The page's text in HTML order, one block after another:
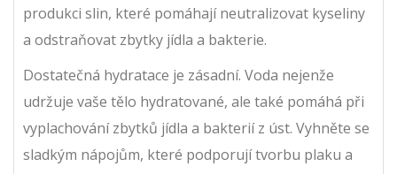
produkci slin, které pomáhají neutralizovat kyseliny
a odstraňovat zbytky jídla a bakterie.
Dostatečná hydratace je zásadní. Voda nejenže
udržuje vaše tělo hydratované, ale také pomáhá při
vyplachování zbytků jídla a bakterií z úst. Vyhněte se
sladkým nápojům, které podporují tvorbu plaku a